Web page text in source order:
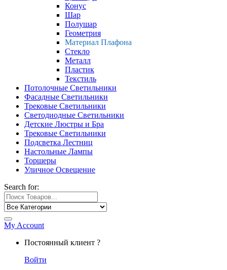
Конус
Шар
Полушар
Геометрия
Материал Плафона
Стекло
Металл
Пластик
Текстиль
Потолочные Светильники
Фасадные Светильники
Трековые Светильники
Светодиодные Светильники
Детские Люстры и Бра
Трековые Светильники
Подсветка Лестниц
Настольные Лампы
Торшеры
Уличное Освещение
Search for:
My Account
Постоянный клиент ?
Войти